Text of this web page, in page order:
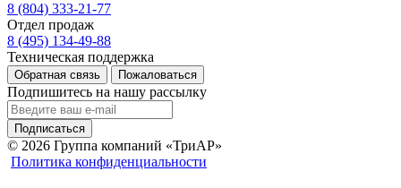
8 (804) 333-21-77
Отдел продаж
8 (495) 134-49-88
Техническая поддержка
Обратная связь Пожаловаться
Подпишитесь на нашу рассылку
Подписаться
© 2026 Группа компаний «ТриАР»
Политика конфиденциальности